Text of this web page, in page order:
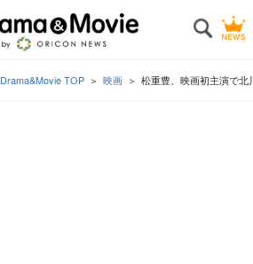
Drama&Movie TOP 映画 松重豊、映画初主演で北